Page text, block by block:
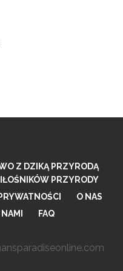
Z DZIKĄ PRZYRODĄ
PRZYRODY
O NAS
FAQ